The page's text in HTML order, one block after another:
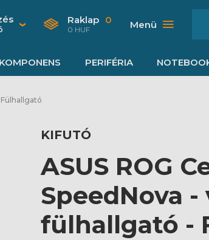
Raklap 0
0 HUF Menü
KOMPONENS PERIFÉRIA
Fülhallgató
KIFUTÓ
ASUS ROG
SpeedNova
fülhallgató -